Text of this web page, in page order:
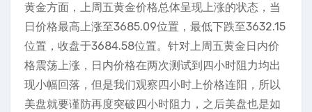
黄金方面，上周五黄金价格总体呈现上涨的状态，当
日价格最高上涨至3685.09位置，最低下跌至3632.15
位置，收盘于3684.58位置。针对上周五黄金日内价
格震荡上涨，日内价格在两次测试到四小时阻力均出
现小幅回落，但是我们观察四小时上价格连阳，所以
美盘就要谨防再度突破四小时阻力，之后美盘也是如